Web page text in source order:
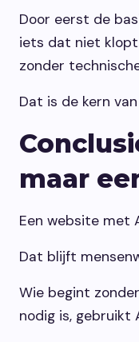
Door eerst de
iets dat niet
zonder
Dat is de kern van
maar
Een website met
Dat blijft
Wie begint
nodig is, gebruikt